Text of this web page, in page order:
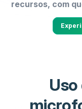
recursos, com